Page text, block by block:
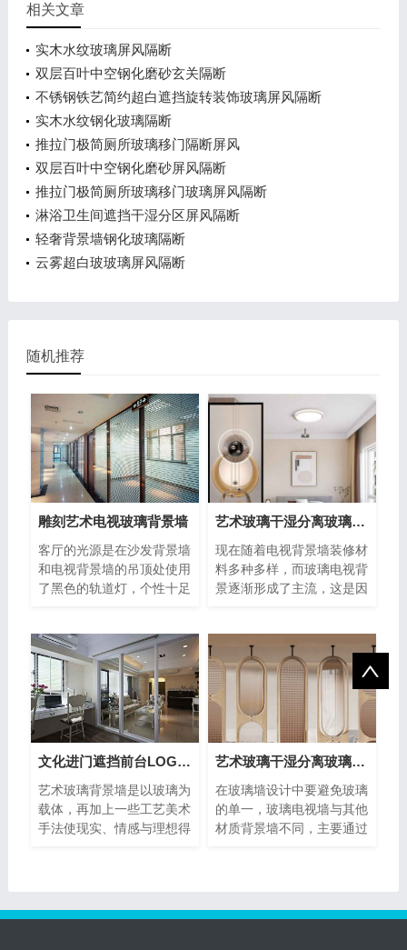
相关文章
实木水纹玻璃屏风隔断
双层百叶中空钢化磨砂玄关隔断
不锈钢铁艺简约超白遮挡旋转装饰玻璃屏风隔断
实木水纹钢化玻璃隔断
推拉门极简厕所玻璃移门隔断屏风
双层百叶中空钢化磨砂屏风隔断
推拉门极简厕所玻璃移门玻璃屏风隔断
淋浴卫生间遮挡干湿分区屏风隔断
轻奢背景墙钢化玻璃隔断
云雾超白玻玻璃屏风隔断
随机推荐
雕刻艺术电视玻璃背景墙
客厅的光源是在沙发背景墙
和电视背景墙的吊顶处使用
了黑色的轨道灯，个性十足
艺术玻璃干湿分离玻璃屏风
现在随着电视背景墙装修材
料多种多样，而玻璃电视背
景逐渐形成了主流，这是因
文化进门遮挡前台LOGO背景墙玻璃
艺术玻璃背景墙是以玻璃为
载体，再加上一些工艺美术
手法使现实、情感与理想得
艺术玻璃干湿分离玻璃屏风隔断
在玻璃墙设计中要避免玻璃
的单一，玻璃电视墙与其他
材质背景墙不同，主要通过